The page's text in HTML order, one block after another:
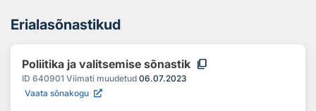
Erialasõnastikud
Poliitika ja valitsemise sõnastik content_copy
ID 640901 Viimati muudetud 06.07.2023
Vaata sõnakogu